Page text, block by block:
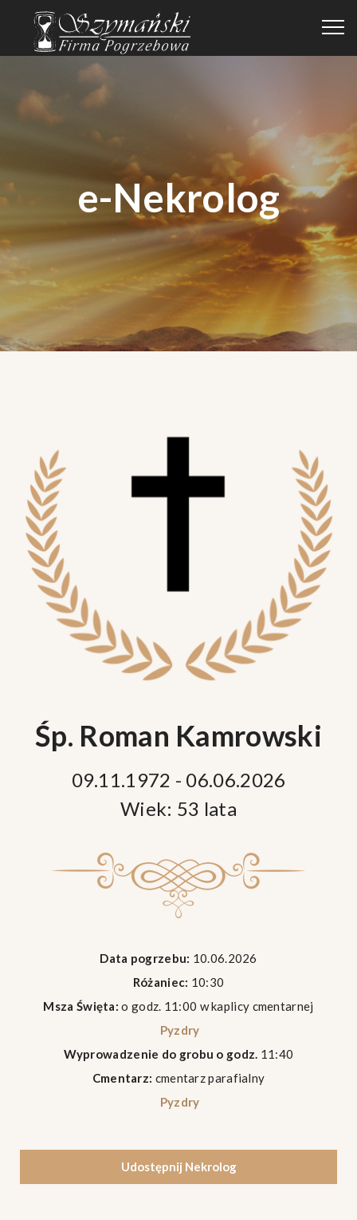
e-Nekrolog
Śp. Roman Kamrowski
09.11.1972 - 06.06.2026
Wiek: 53 lata
Data pogrzebu: 10.06.2026
Różaniec: 10:30
Msza Święta: o godz. 11:00 w kaplicy cmentarnej
Pyzdry
Wyprowadzenie do grobu o godz. 11:40
Cmentarz: cmentarz parafialny
Pyzdry
Udostępnij Nekrolog